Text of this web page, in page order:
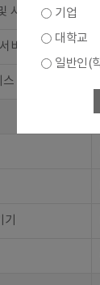
시스템
비스
스
기업
대학교
일반인(